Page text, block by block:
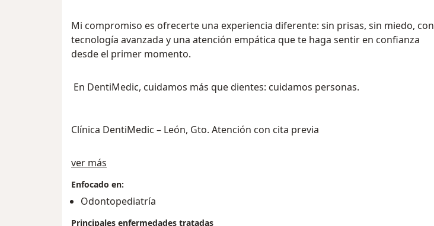
Mi compromiso es ofrecerte una experiencia diferente: sin prisas, sin miedo, con
tecnología avanzada y una atención empática que te haga sentir en confianza
desde el primer momento.
En DentiMedic, cuidamos más que dientes: cuidamos personas.
Clínica DentiMedic – León, Gto. Atención con cita previa
ver más
Enfocado en:
Odontopediatría
Principales enfermedades tratadas